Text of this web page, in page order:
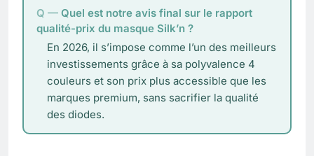
Quel est notre avis final sur le rapport
qualité-prix du masque Silk’n ?
En 2026, il s’impose comme l’un des meilleurs
investissements grâce à sa polyvalence 4
couleurs et son prix plus accessible que les
marques premium, sans sacrifier la qualité
des diodes.